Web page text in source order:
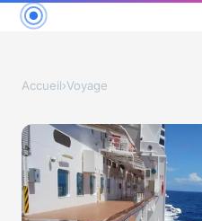
Accueil›Voyage